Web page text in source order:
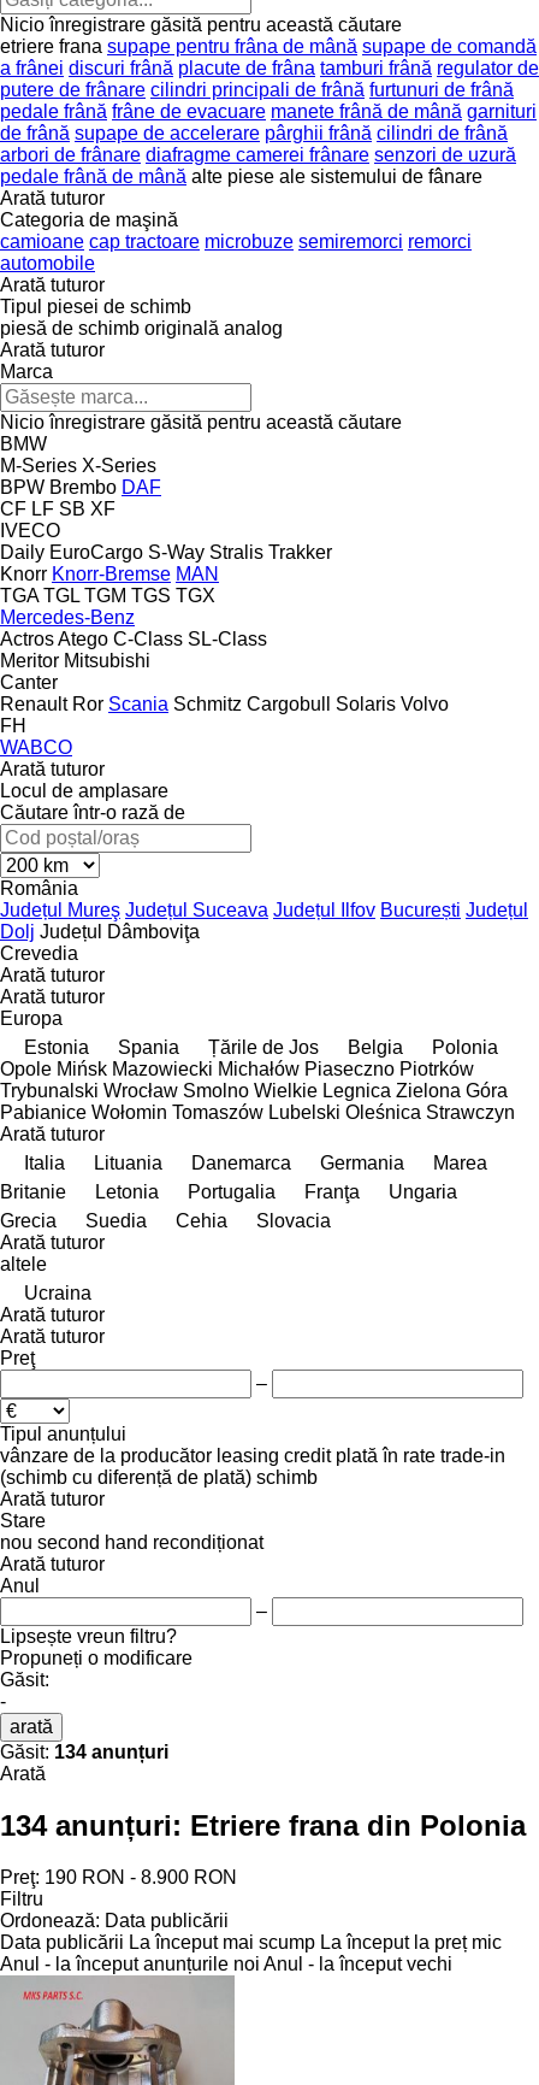
Nicio înregistrare găsită pentru această căutare
etriere frana supape pentru frâna de mână supape de comandă
a frânei discuri frână placute de frâna tamburi frână regulator de
putere de frânare cilindri principali de frână furtunuri de frână
pedale frână frâne de evacuare manete frână de mână garnituri
de frână supape de accelerare pârghii frână cilindri de frână
arbori de frânare diafragme camerei frânare senzori de uzură
pedale frână de mână alte piese ale sistemului de fânare
Arată tuturor
Categoria de maşină
camioane cap tractoare microbuze semiremorci remorci
automobile
Arată tuturor
Tipul piesei de schimb
piesă de schimb originală analog
Arată tuturor
Marca
Nicio înregistrare găsită pentru această căutare
BMW
M-Series X-Series
BPW Brembo DAF
CF LF SB XF
IVECO
Daily EuroCargo S-Way Stralis Trakker
Knorr Knorr-Bremse MAN
TGA TGL TGM TGS TGX
Mercedes-Benz
ActrosAtego C-Class SL-Class
Meritor Mitsubishi
Canter
Renault Ror Scania Schmitz Cargobull Solaris Volvo
FH
WABCO
Arată tuturor
Locul de amplasare
Căutare într-o rază de
România
Județul Mureş Județul Suceava Județul Ilfov București Județul
Dolj Județul Dâmboviţa
Crevedia
Arată tuturor
Arată tuturor
Europa
Estonia
Spania Țările de Jos Belgia
Polonia
Opole Mińsk Mazowiecki Michałów Piaseczno Piotrków
Trybunalski Wrocław Smolno Wielkie Legnica Zielona Góra
Pabianice Wołomin Tomaszów Lubelski Oleśnica Strawczyn
Arată tuturor
Italia
Lituania Danemarca Germania
Marea
Britanie
Letonia Portugalia Franţa
Ungaria
Grecia
Suedia Cehia
Slovacia
Arată tuturor
altele
Ucraina
Arată tuturor
Arată tuturor
Preţ
–
Tipul anunțului
vânzare de la producător leasing credit plată în rate trade-in
(schimb cu diferență de plată) schimb
Arată tuturor
Stare
nou second hand recondiționat
Arată tuturor
Anul
–
Lipsește vreun filtru?
Propuneți o modificare
Găsit:
-
arată
Găsit: 134 anunțuri
Arată
134 anunțuri: Etriere frana din Polonia
Preţ: 190 RON - 8.900 RON
Filtru
Ordonează: Data publicării
Data publicării La început mai scump La început la preț mic
Anul - la început anunțurile noi Anul - la început vechi